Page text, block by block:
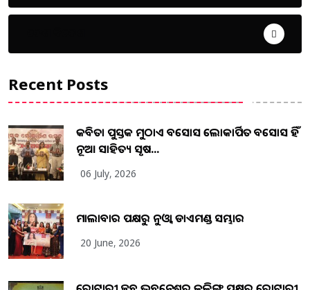
Recent Posts
କବିତା ପୁସ୍ତକ ମୁଠାଏ ଅବସୋସ ଲୋକାର୍ପିତ ଅବସୋସ ହିଁ
ନୂଆ ସାହିତ୍ୟ ସୃଷ...
06 July, 2026
ମାଲାବାର ପକ୍ଷରୁ ନୁଓ୍ବା ଡାଏମଣ୍ଡ ସମ୍ଭାର
20 June, 2026